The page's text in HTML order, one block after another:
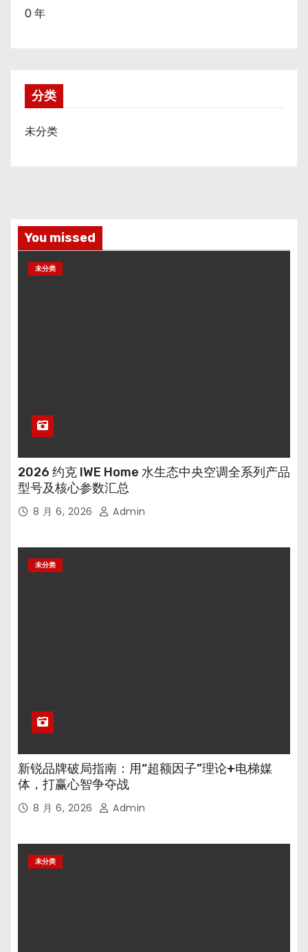
0 年
分类
未分类
You missed
未分类
2026 约克 IWE Home 水生态中央空调全系列产品
型号及核心参数汇总
8 月 6, 2026 Admin
未分类
新锐品牌破局指南：用“超额因子”理论+电梯媒
体，打赢心智争夺战
8 月 6, 2026 Admin
未分类